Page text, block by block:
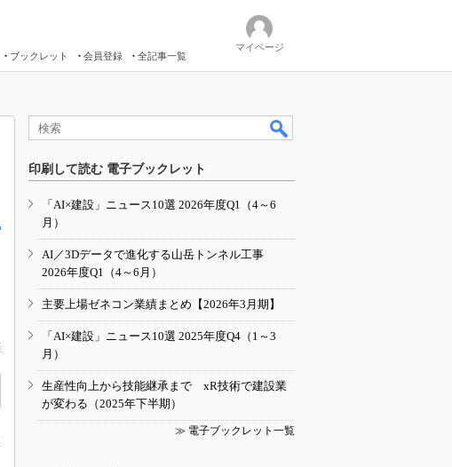
ブックレット 会員登録 全記事一覧
マイページ
印刷して読む 電子ブックレット
「AI×建設」ニュース10選 2026年度Q1（4～6
月）
AI／3Dデータで進化する山岳トンネル工事
2026年度Q1（4～6月）
主要上場ゼネコン業績まとめ【2026年3月期】
「AI×建設」ニュース10選 2025年度Q4（1～3
月）
生産性向上から技能継承まで xR技術で建設業
が変わる（2025年下半期）
≫ 電子ブックレット一覧